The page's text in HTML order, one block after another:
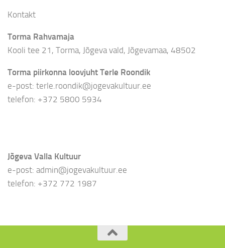
Kontakt
Torma Rahvamaja
Kooli tee 21, Torma, Jõgeva vald, Jõgevamaa, 48502
Torma piirkonna loovjuht Terle Roondik
e-post: terle.roondik@jogevakultuur.ee
telefon: +372 5800 5934
Jõgeva Valla Kultuur
e-post: admin@jogevakultuur.ee
telefon: +372 772 1987